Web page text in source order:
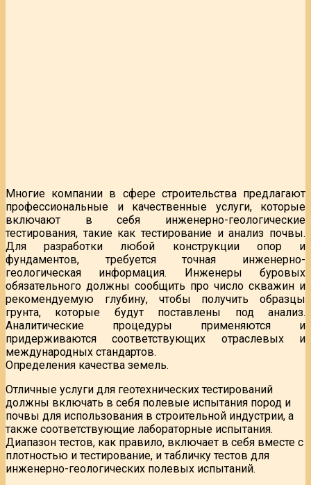
Многие компании в сфере строительства предлагают
профессиональные и качественные услуги, которые
включают в себя инженерно-геологические
тестирования, такие как тестирование и анализ почвы.
Для разработки любой конструкции опор и
фундаментов, требуется точная инженерно-
геологическая информация. Инженеры буровых
обязательного должны сообщить про число скважин и
рекомендуемую глубину, чтобы получить образцы
грунта, которые будут поставлены под анализ.
Аналитические процедуры применяются и
придерживаются соответствующих отраслевых и
международных стандартов.
Определения качества земель.
Отличные услуги для геотехнических тестирований
должны включать в себя полевые испытания пород и
почвы для использования в строительной индустрии, а
также соответствующие лабораторные испытания.
Диапазон тестов, как правило, включает в себя вместе с
плотностью и тестирование, и табличку тестов для
инженерно-геологических полевых испытаний.